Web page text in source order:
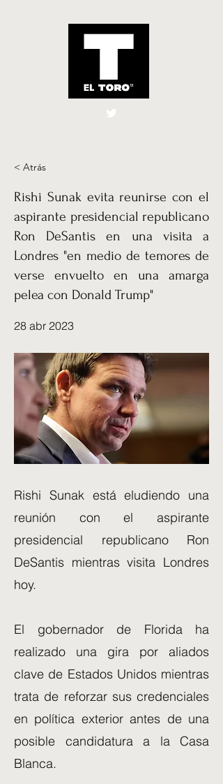
El Toro España
< Atrás
Rishi Sunak evita reunirse con el
aspirante presidencial republicano
Ron DeSantis en una visita a
Londres "en medio de temores de
verse envuelto en una amarga
pelea con Donald Trump"
28 abr 2023
Rishi Sunak está eludiendo una
reunión con el aspirante
presidencial republicano Ron
DeSantis mientras visita Londres
hoy.
El gobernador de Florida ha
realizado una gira por aliados
clave de Estados Unidos mientras
trata de reforzar sus credenciales
en política exterior antes de una
posible candidatura a la Casa
Blanca.